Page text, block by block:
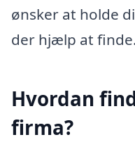
ønsker at holde
der hjælp at finde.
Hvordan
firma?